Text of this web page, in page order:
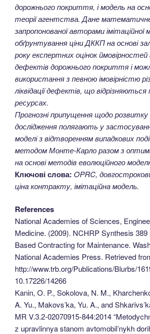
дорожнього покриття, і модель на
теорії агентства. Дане
запропонованої авторами імітаційної
обґрунтування ціни ДККП на основі
року експертних оцінок ймовірностей
дефектів дорожнього покриття і
використання з певною імовірністю
ліквідації дефектів, що
ресурсах.
Прогнозні припущення щодо розвитку
дослідження полягають у
моделі з відтворенням випадкових
методом Монте-Карло разом з
на основі методів еволюційного
Ключові слова: OPRC,
ціна контракту, імітаційна модель.
References
National Academies of Sciences,
Medicine. (2009). NCHRP Synthesis
Based Contracting for Maintenance.
National Academies Press. Retrieved
http://www.trb.org/Publications/Blurbs/
10.17226/14266
Kanin, O. P., Sokolova, N. M.,
A. Yu., Makovs’ka, Yu. A., and
MR V.3.2-02070915-844:2014
z upravlinnya stanom avtomobil’nykh